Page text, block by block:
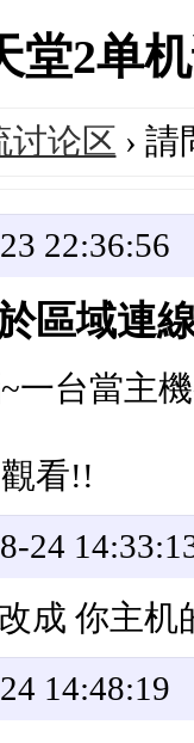
堂2单
讨论区 ›
22:36:56
區域連
一台當主
看!!
24
成 你主机
14:48:19